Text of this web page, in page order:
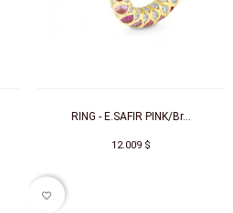
RING - E.SAFIR PINK/Br...
12.009 $
favorite_border